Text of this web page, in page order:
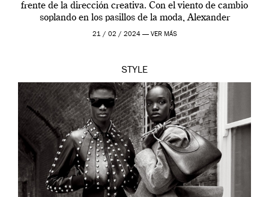
frente de la dirección creativa. Con el viento de cambio
soplando en los pasillos de la moda, Alexander
McQueen se prepara para una […]
21 / 02 / 2024 — VER MÁS
STYLE